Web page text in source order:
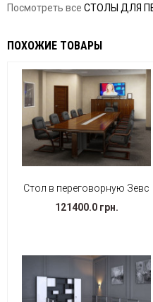
Посмотреть все СТОЛЫ ДЛЯ
ПОХОЖИЕ ТОВАРЫ
Стол в переговорную Зевс
121400.0 грн.